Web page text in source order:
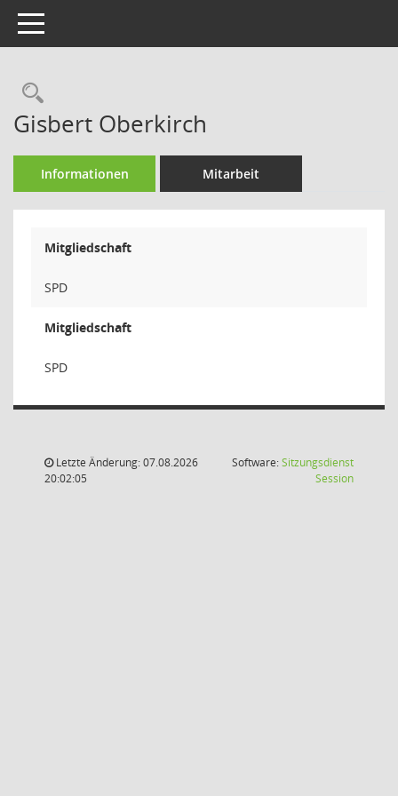
Toggle navigation
Rechercheauswahl
Gisbert Oberkirch
Informationen Mitarbeit
Mitgliedschaft
SPD
Mitgliedschaft
SPD
Letzte Änderung: 07.08.2026
20:02:05
Software:Sitzungsdienst
Session(Wird in